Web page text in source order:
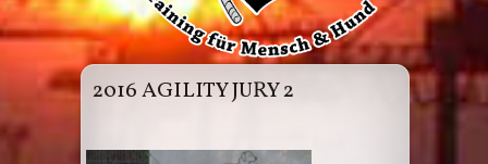
2016 AGILITY JURY 2